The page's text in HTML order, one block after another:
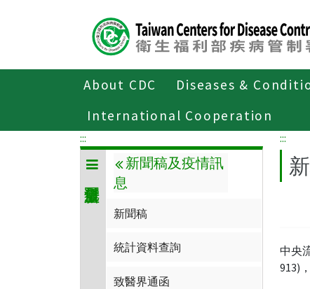
About CDC Diseases &
International Cooperation
傳染病與防疫專題
:::
新聞稿及疫情訊
息
新聞稿
統計資料查詢
致醫界通函
:::
中央
913)